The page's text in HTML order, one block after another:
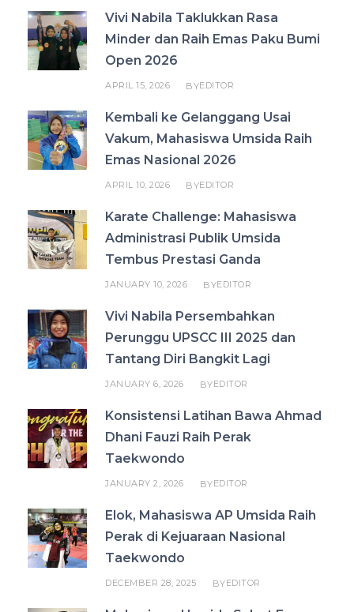
Vivi Nabila Taklukkan Rasa
Minder dan Raih Emas Paku Bumi
Open 2026
APRIL 15, 2026 BYEDITOR
Kembali ke Gelanggang Usai
Vakum, Mahasiswa Umsida Raih
Emas Nasional 2026
APRIL 10, 2026 BYEDITOR
Karate Challenge: Mahasiswa
Administrasi Publik Umsida
Tembus Prestasi Ganda
JANUARY 10, 2026 BYEDITOR
Vivi Nabila Persembahkan
Perunggu UPSCC III 2025 dan
Tantang Diri Bangkit Lagi
JANUARY 6, 2026 BYEDITOR
Konsistensi Latihan Bawa Ahmad
Dhani Fauzi Raih Perak
Taekwondo
JANUARY 2, 2026 BYEDITOR
Elok, Mahasiswa AP Umsida Raih
Perak di Kejuaraan Nasional
Taekwondo
DECEMBER 28, 2025 BYEDITOR